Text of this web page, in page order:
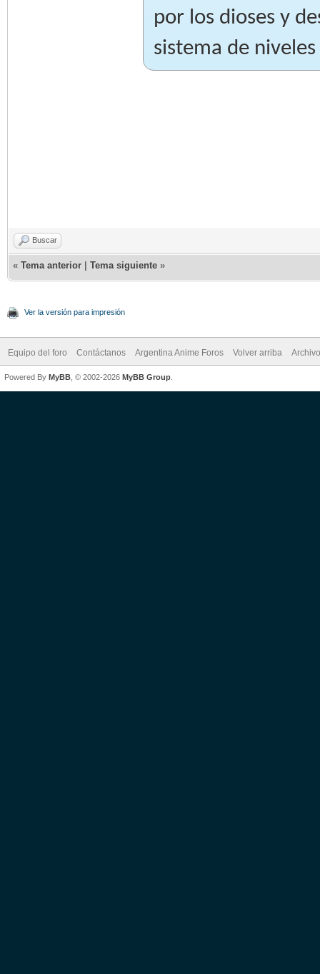
por los dioses y
sistema de
Buscar
« Tema anterior Tema siguiente »
Ver la versión para impresión
Equipo del foro Contáctanos Argentina Anime Foros Volver arriba
Powered By MyBB , © 2002-2026 MyBB Group